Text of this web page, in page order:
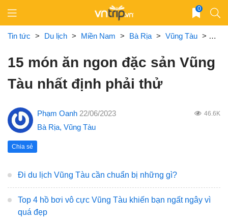
content
0
Tin tức > Du lịch > Miền Nam > Bà Rịa > Vũng Tàu > 15
15 món ăn ngon đặc sản Vũng
Tàu nhất định phải thử
Phạm Oanh 22/06/2023 46.6K
Bà Rịa, Vũng Tàu
Chia sẻ
Đi du lịch Vũng Tàu cần chuẩn bị những gì?
Top 4 hồ bơi vô cực Vũng Tàu khiến bạn ngất ngây vì
quá đẹp